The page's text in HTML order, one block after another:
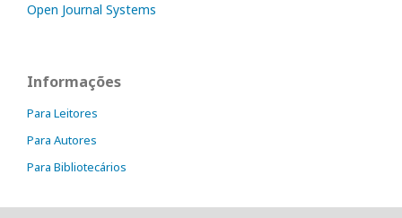
Open Journal Systems
Informações
Para Leitores
Para Autores
Para Bibliotecários